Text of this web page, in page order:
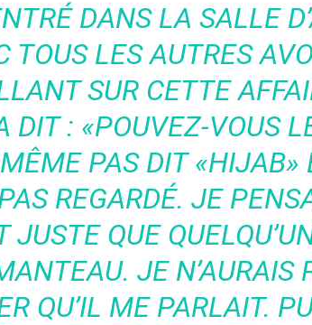
DANS LA SALLE
TOUS LES AUTRES
SUR CETTE
DIT : «POUVEZ-VOUS
PAS DIT «HIJAB»
REGARDÉ. JE
JUSTE QUE
JE N’AURAIS
QU’IL ME PARLAIT.